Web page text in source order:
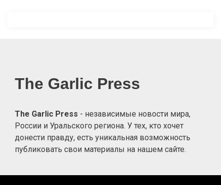
The Garlic Press
The Garlic Press - независимые новости мира,
России и Уральского региона. У тех, кто хочет
донести правду, есть уникальная возможность
публиковать свои материалы на нашем сайте.